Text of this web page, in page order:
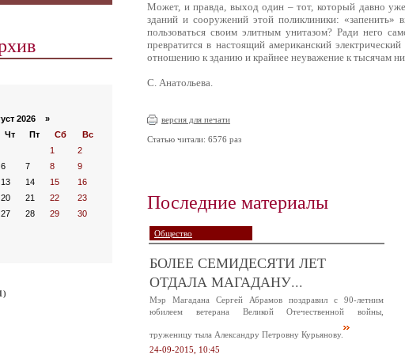
2026 »
Чт Пт Сб
Вс
1
2
6 7 8
9
13 14 15
16
20 21 22
23
27 28 29
30
Может, и правда, выход один – тот, который давно
зданий и сооружений этой поликлиники:
пользоваться своим элитным унитазом? Ради него
превратится в настоящий американский
отношению к зданию и крайнее неуважение к тысячам
С. Анатольева.
версия для печати
Статью читали: 6576 раз
Последние материалы
Общество
БОЛЕЕ СЕМИДЕСЯТИ ЛЕТ
ОТДАЛА МАГАДАНУ...
Мэр Магадана Сергей Абрамов поздравил с 90-летним
юбилеем ветерана Великой Отечественной войны,
труженицу тыла Александру Петровну Курьянову.
24-09-2015, 10:45